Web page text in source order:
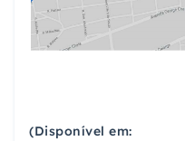
(Disponível em: